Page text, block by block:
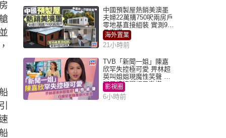
中國預製屋熱銷美澳墨
夫婦22萬購750呎兩房戶
零地基直接組裝 實測9個
月激讚
海外置業
21小時前
TVB「新聞一姐」陳嘉
欣罕失控極可愛 畀林超
英叫姐姐現魔性笑聲 自
嘲是姨姨獲網民激讚
影視圈
6小時前